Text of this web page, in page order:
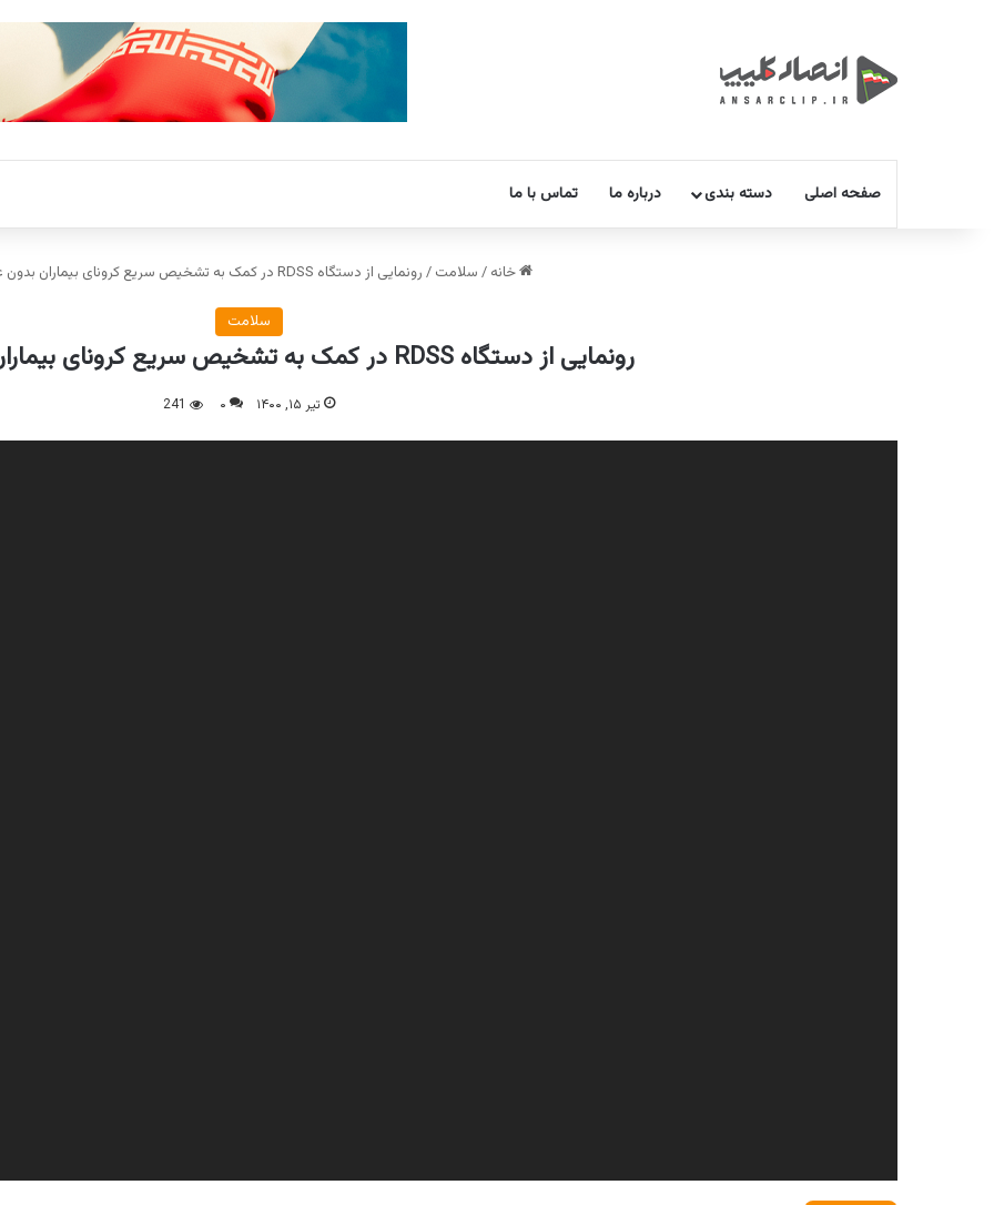
صفحه اصلی دسته بندی درباره ما تماس با ما
خانه / سلامت / رونمایی از دستگاه RDSS در کمک به تشخیص سریع کرونای بیماران بدون علامت
سلامت
رونمایی از دستگاه RDSS در کمک به تشخیص سریع کرونای بیماران بدون علامت
تیر ۱۵, ۱۴۰۰ ۰ 241
نمایشگر